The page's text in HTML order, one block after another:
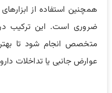
همچنین استفاده از ابزارهای
ضروری است. این ترکیب
متخصص انجام شود تا
عوارض جانبی یا تداخلات